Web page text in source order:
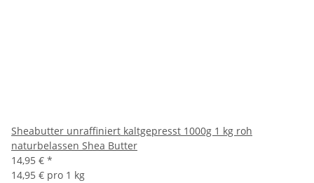
Sheabutter unraffiniert kaltgepresst 1000g 1 kg roh
naturbelassen Shea Butter
14,95 € *
14,95 € pro 1 kg